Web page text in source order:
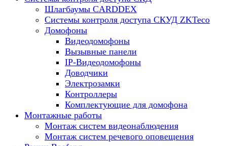
Шлагбаумы CARDDEX
Системы контроля доступа СКУД ZKTeco
Домофоны
Видеодомофоны
Вызывные панели
IP-Видеодомофоны
Доводчики
Электрозамки
Контроллеры
Комплектующие для домофона
Монтажные работы
Монтаж систем видеонаблюдения
Монтаж систем речевого оповещения